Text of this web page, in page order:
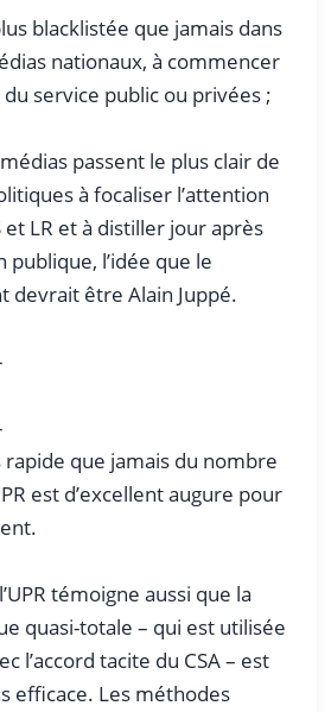
blacklistée que jamais dans
nationaux, à commencer
service public ou privées ;
passent le plus clair de
à focaliser l’attention
et LR et à distiller jour après
publique, l’idée que le
devrait être Alain Juppé.
rapide que jamais du nombre
est d’excellent augure pour
témoigne aussi que la
quasi-totale – qui est utilisée
l’accord tacite du CSA – est
efficace. Les méthodes